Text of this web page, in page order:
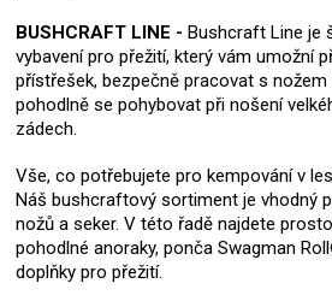
BUSHCRAFT LINE - Bushcraft Line je
vybavení pro přežití, který vám umožní
přístřešek, bezpečně pracovat s
pohodlně se pohybovat při nošení
zádech.
Vše, co potřebujete pro kempování v
Náš bushcraftový sortiment je vhodný
nožů a seker. V této řadě najdete
pohodlné anoraky, ponča Swagman
doplňky pro přežití.